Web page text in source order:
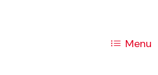
Menu